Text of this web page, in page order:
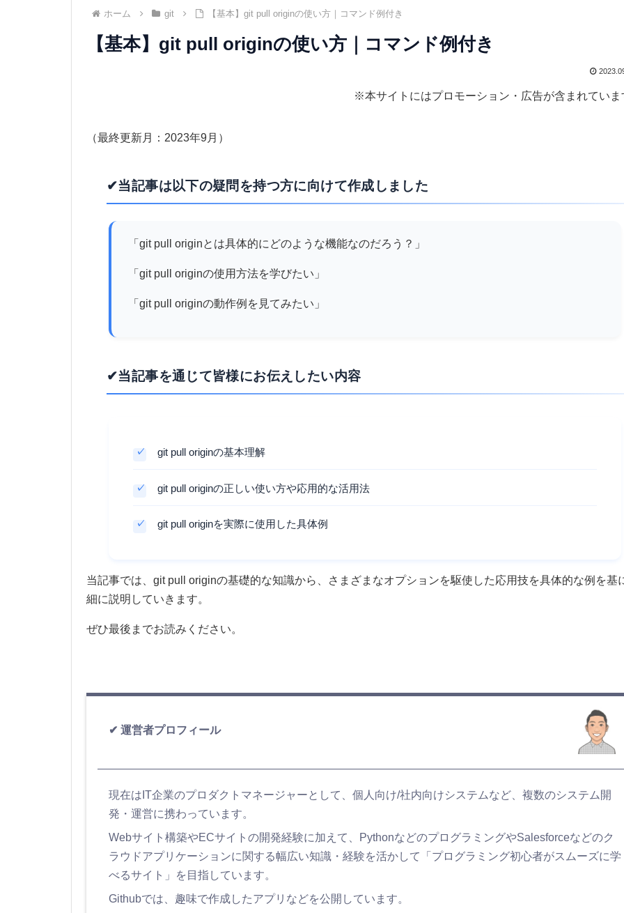
ホーム git 【基本】git pull originの使い方｜コマンド例付き
【基本】git pull originの使い方｜コマンド例付き
※本サイトにはプロモーション・広告が含まれていま
（最終更新月：2023年9月）
✔当記事は以下の疑問を持つ方に向けて作成しました
「git pull originとは具体的にどのような機能なのだろう？」
「git pull originの使用方法を学びたい」
「git pull originの動作例を見てみたい」
✔当記事を通じて皆様にお伝えしたい内容
git pull originの基本理解
git pull originの正しい使い方や応用的な活用法
git pull originを実際に使用した具体例
当記事では、git pull originの基礎的な知識から、さまざまなオプションを駆使した応用技を具体的な例を基
細に説明していきます。
ぜひ最後までお読みください。
運営者プロフィール
現在はIT企業のプロダクトマネージャーとして、個人向け/社内向けシステムなど、複数のシステム開
発・運営に携わっています。
Webサイト構築やECサイトの開発経験に加えて、PythonなどのプログラミングやSalesforceなどのク
ラウドアプリケーションに関する幅広い知識・経験を活かして「プログラミング初心者がスムーズに学
べるサイト」を目指しています。
Githubでは、趣味で作成したアプリなどを公開しています。